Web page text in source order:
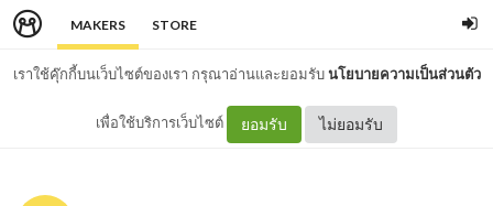
MAKERS STORE
เราใช้คุ๊กกี้บนเว็บไซต์ของเรา กรุณาอ่านและยอมรับนโยบายความเป็นส่วนตัว
เพื่อใช้บริการเว็บไซต์ ยอมรับ ไม่ยอมรับ